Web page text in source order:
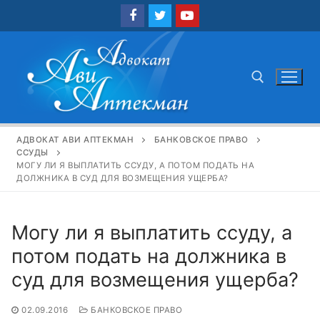
Найти:
АДВОКАТ АВИ АПТЕКМАН
БАНКОВСКОЕ ПРАВО
ССУДЫ
МОГУ ЛИ Я ВЫПЛАТИТЬ ССУДУ, А ПОТОМ ПОДАТЬ НА
ДОЛЖНИКА В СУД ДЛЯ ВОЗМЕЩЕНИЯ УЩЕРБА?
Могу ли я выплатить ссуду, а
потом подать на должника в
суд для возмещения ущерба?
02.09.2016 БАНКОВСКОЕ ПРАВО